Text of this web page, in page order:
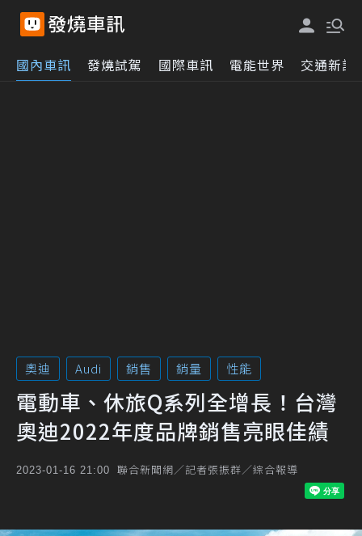
國內車訊 發燒試駕 國際車訊 電能世界 交通新訊
奧迪 Audi 銷售 銷量 性能
電動車、休旅Q系列全增長！台灣
奧迪2022年度品牌銷售亮眼佳績
2023-01-16 21:00 聯合新聞網／記者張振群／綜合報導